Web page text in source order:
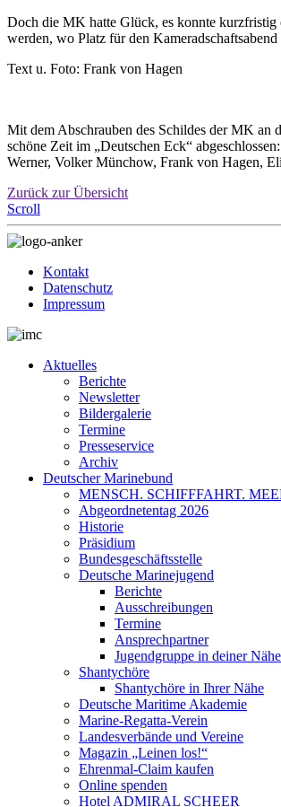
Doch die MK hatte Glück, es konnte kurzfristig
werden, wo Platz für den Kameradschaftsabend
Text u. Foto: Frank von Hagen
Mit dem Abschrauben des Schildes der MK an
schöne Zeit im „Deutschen Eck“
Werner, Volker Münchow, Frank von Hagen,
Zurück zur Übersicht
Scroll
Kontakt
Datenschutz
Impressum
Aktuelles
Berichte
Newsletter
Bildergalerie
Termine
Presseservice
Archiv
Deutscher Marinebund
MENSCH. SCHIFFFAHRT.
Abgeordnetentag 2026
Historie
Präsidium
Bundesgeschäftsstelle
Deutsche Marinejugend
Berichte
Ausschreibungen
Termine
Ansprechpartner
Jugendgruppe in deiner Nähe
Shantychöre
Shantychöre in Ihrer Nähe
Deutsche Maritime Akademie
Marine-Regatta-Verein
Landesverbände und Vereine
Magazin „Leinen los!“
Ehrenmal-Claim kaufen
Online spenden
Hotel ADMIRAL SCHEER